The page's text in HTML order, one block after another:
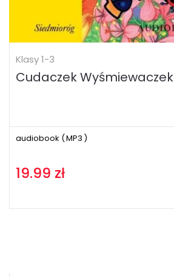
Klasy 1-3
Cudaczek Wyśmiewaczek
audiobook (MP3 )
19.99 zł